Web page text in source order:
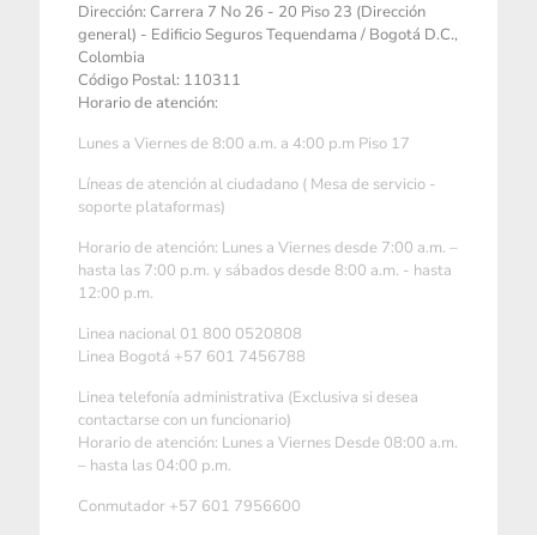
Dirección: Carrera 7 No 26 - 20 Piso 23 (Dirección
general) - Edificio Seguros Tequendama / Bogotá D.C.,
Colombia
Código Postal: 110311
Horario de atención:
Lunes a Viernes de 8:00 a.m. a 4:00 p.m Piso 17
Líneas de atención al ciudadano ( Mesa de servicio -
soporte plataformas)
Horario de atención: Lunes a Viernes desde 7:00 a.m. –
hasta las 7:00 p.m. y sábados desde 8:00 a.m. - hasta
12:00 p.m.
Linea nacional 01 800 0520808
Linea Bogotá +57 601 7456788
Linea telefonía administrativa (Exclusiva si desea
contactarse con un funcionario)
Horario de atención: Lunes a Viernes Desde 08:00 a.m.
– hasta las 04:00 p.m.
Conmutador +57 601 7956600